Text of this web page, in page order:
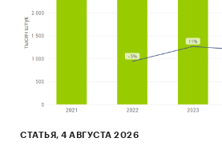
Объем и структура выборки
предполагает расчета
совокупности. Обработке и
СТАТЬЯ, 4 АВГУСТА 2026